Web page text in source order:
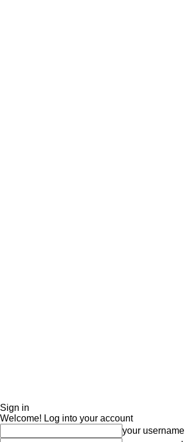
Sign in
Welcome! Log into your account
your username